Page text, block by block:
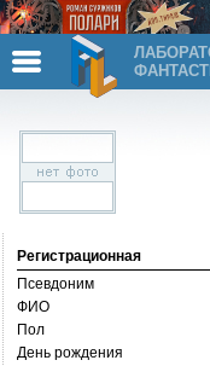
Регистрационная
Псевдоним
ФИО
Пол
День рождения